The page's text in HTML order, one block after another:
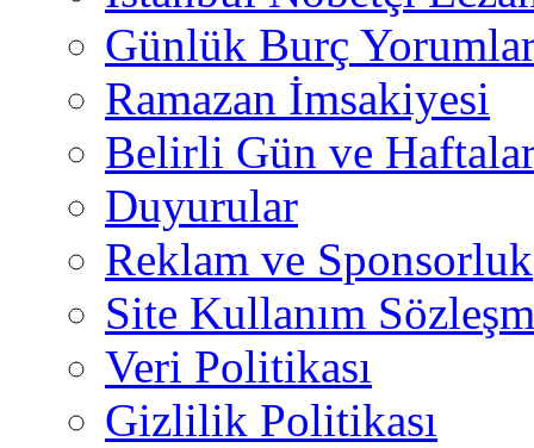
Günlük Burç
Ramazan İmsakiyesi
Belirli Gün ve
Duyurular
Reklam ve Sponsorluk
Site Kullanım
Veri Politikası
Gizlilik Politikası